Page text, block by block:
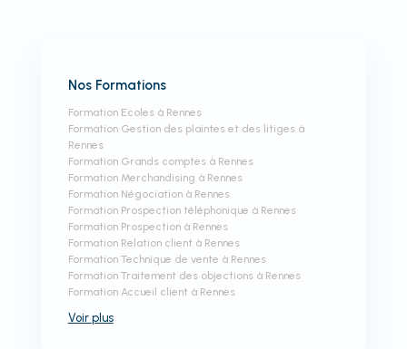
Nos Formations
Formation Ecoles à Rennes
Formation Gestion des plaintes et des litiges à
Rennes
Formation Grands comptes à Rennes
Formation Merchandising à Rennes
Formation Négociation à Rennes
Formation Prospection téléphonique à Rennes
Formation Prospection à Rennes
Formation Relation client à Rennes
Formation Technique de vente à Rennes
Formation Traitement des objections à Rennes
Formation Accueil client à Rennes
Voir plus